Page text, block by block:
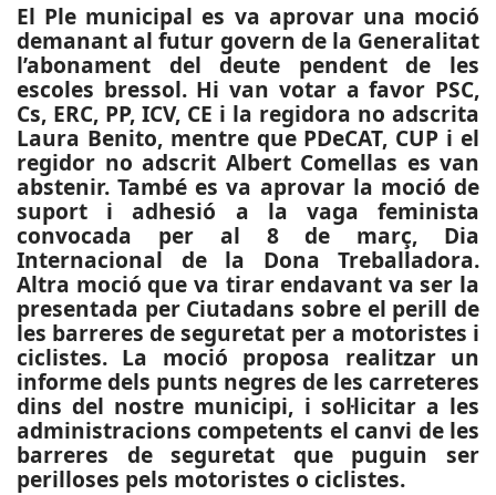
El Ple municipal es va aprovar una moció
demanant al futur govern de la Generalitat
l’abonament del deute pendent de les
escoles bressol. Hi van votar a favor PSC,
Cs, ERC, PP, ICV, CE i la regidora no adscrita
Laura Benito, mentre que PDeCAT, CUP i el
regidor no adscrit Albert Comellas es van
abstenir. També es va aprovar la moció de
suport i adhesió a la vaga feminista
convocada per al 8 de març, Dia
Internacional de la Dona Treballadora.
Altra moció que va tirar endavant va ser la
presentada per Ciutadans sobre el perill de
les barreres de seguretat per a motoristes i
ciclistes. La moció proposa realitzar un
informe dels punts negres de les carreteres
dins del nostre municipi, i sol·licitar a les
administracions competents el canvi de les
barreres de seguretat que puguin ser
perilloses pels motoristes o ciclistes.